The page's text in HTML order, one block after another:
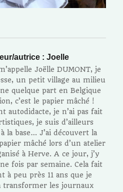
autrice : Joelle
Joëlle DUMONT, je
un petit village au milieu
quelque part en Belgique
c’est le papier mâché !
autodidacte, je n’ai pas fait
je suis d’ailleurs
la base… J’ai découvert la
mâché lors d’un atelier
à Herve. A ce jour, j’y
fois par semaine. Cela fait
à peu près 11 ans que je
transformer les journaux